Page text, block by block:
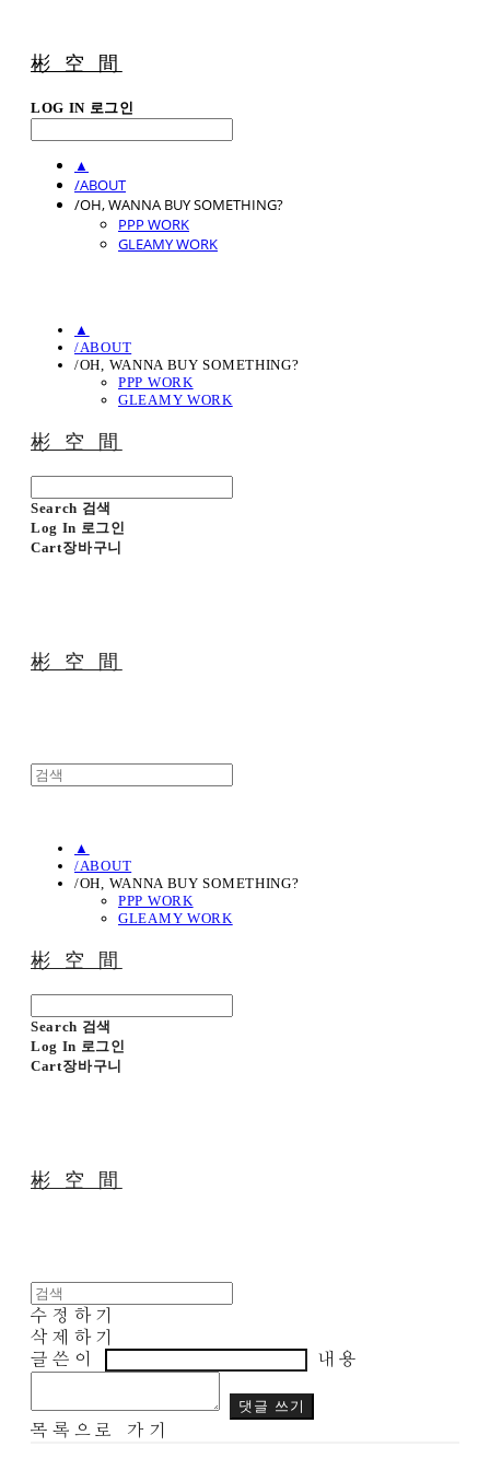
彬 空 間
LOG IN 로그인
▲
/ABOUT
/OH, WANNA BUY SOMETHING?
PPP WORK
GLEAMY WORK
▲
/ABOUT
/OH, WANNA BUY SOMETHING?
PPP WORK
GLEAMY WORK
彬 空 間
Search 검색
Log In 로그인
Cart장바구니
彬 空 間
▲
/ABOUT
/OH, WANNA BUY SOMETHING?
PPP WORK
GLEAMY WORK
彬 空 間
Search 검색
Log In 로그인
Cart장바구니
彬 空 間
수정하기
삭제하기
글쓴이
내용
댓글 쓰기
목록으로 가기